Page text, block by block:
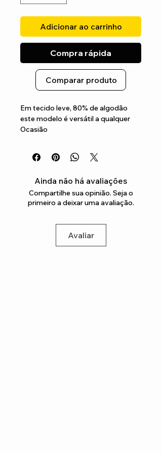
Adicionar ao carrinho
Compra rápida
Comparar produto
Em tecido leve, 80% de algodão
este modelo é versátil a qualquer
Ocasião
Ainda não há avaliações
Compartilhe sua opinião. Seja o
primeiro a deixar uma avaliação.
Avaliar